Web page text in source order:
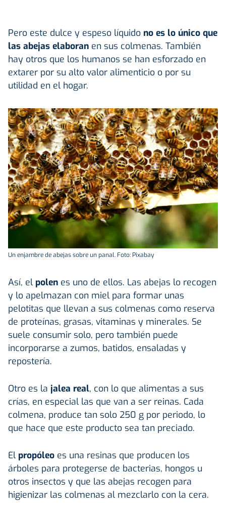
Pero este dulce y espeso líquido no es lo único que
las abejas elaboran en sus colmenas. También
hay otros que los humanos se han esforzado en
extarer por su alto valor alimenticio o por su
utilidad en el hogar.
Un enjambre de abejas sobre un panal. Foto: Pixabay
Así, el polen es uno de ellos. Las abejas lo recogen
y lo apelmazan con miel para formar unas
pelotitas que llevan a sus colmenas como reserva
de proteínas, grasas, vitaminas y minerales. Se
suele consumir solo, pero también puede
incorporarse a zumos, batidos, ensaladas y
repostería.
Otro es la jalea real, con lo que alimentas a sus
crías, en especial las que van a ser reinas. Cada
colmena, produce tan solo 250 g por periodo, lo
que hace que este producto sea tan preciado.
El propóleo es una resinas que producen los
árboles para protegerse de bacterias, hongos u
otros insectos y que las abejas recogen para
higienizar las colmenas al mezclarlo con la cera.